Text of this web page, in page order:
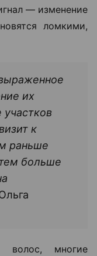
— изменение
ломкими,
их
участков
к
раньше
больше
волос, многие